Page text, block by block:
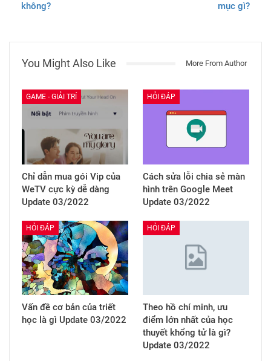
không?
mục gì?
You Might Also Like More From Author
GAME - GIẢI TRÍ
Chỉ dẫn mua gói Vip của
WeTV cực kỳ dễ dàng
Update 03/2022
HỎI ĐÁP
Cách sửa lỗi chia sẻ màn
hình trên Google Meet
Update 03/2022
HỎI ĐÁP
Vấn đề cơ bản của triết
học là gì Update 03/2022
HỎI ĐÁP
Theo hồ chí minh, ưu
điểm lớn nhất của học
thuyết khổng tử là gì?
Update 03/2022